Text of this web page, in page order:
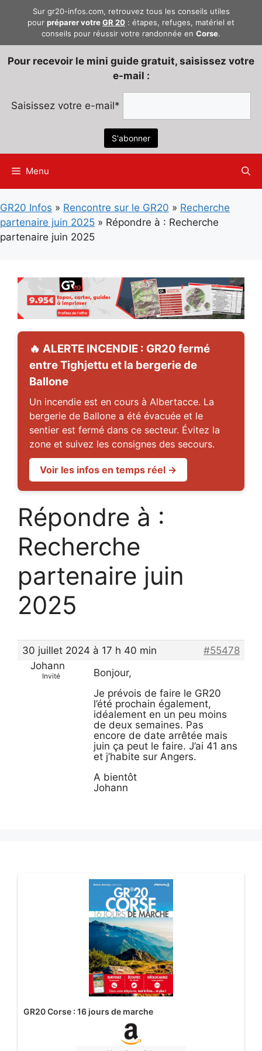
Sur gr20-infos.com, retrouvez tous les conseils utiles
pour préparer votreGR 20 : étapes, refuges, matériel et
conseils pour réussir votre randonnée en Corse.
Pour recevoir le mini guide gratuit, saisissez votre
e-mail :
Saisissez votre e-mail*
Menu
GR20 Infos » Rencontre sur le GR20 » Recherche
partenaire juin 2025 » Répondre à : Recherche
partenaire juin 2025
🔥 ALERTE INCENDIE : GR20 fermé
entre Tighjettu et la bergerie de
Ballone
Un incendie est en cours à Albertacce. La
bergerie de Ballone a été évacuée et le
sentier est fermé dans ce secteur. Évitez la
zone et suivez les consignes des secours.
Voir les infos en temps réel →
Répondre à :
Recherche
partenaire juin
2025
30 juillet 2024 à 17 h 40 min
#55478
Johann
Invité
Bonjour,
Je prévois de faire le GR20
l’été prochain également,
idéalement en un peu moins
de deux semaines. Pas
encore de date arrêtée mais
juin ça peut le faire. J’ai 41 ans
et j’habite sur Angers.
A bientôt
Johann
GR20 Corse : 16 jours de marche